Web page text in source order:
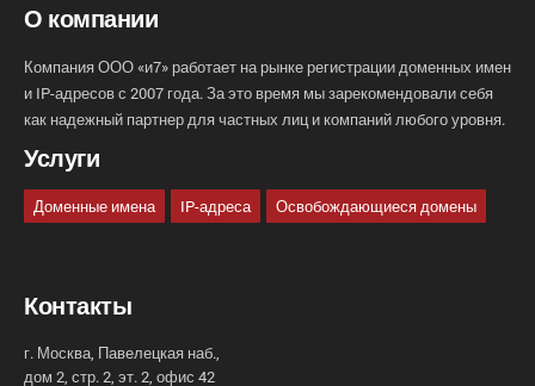
О компании
Компания ООО «и7» работает на рынке регистрации доменных имен
и IP-адресов с 2007 года. За это время мы зарекомендовали себя
как надежный партнер для частных лиц и компаний любого уровня.
Услуги
Доменные имена IP-адреса Освобождающиеся домены
Контакты
г. Москва, Павелецкая наб.,
дом 2, стр. 2, эт. 2, офис 42